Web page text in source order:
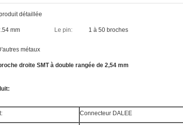
détaillée
mm Le pin: 1 à 50 broches
métaux
droite SMT à double rangée de 2,54 mm
Connecteur DALEE